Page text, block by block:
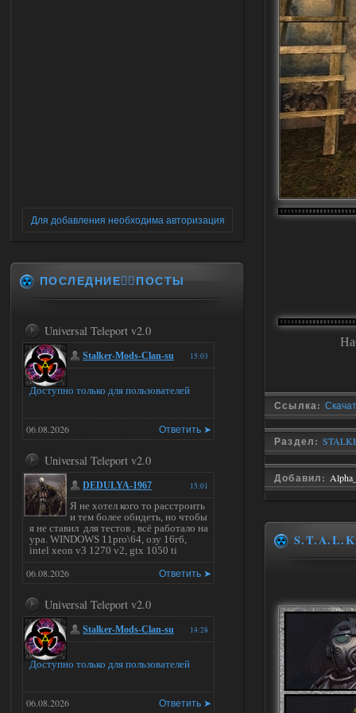
Ссылка:
Раздел:
Добавил:
Для добавления необходима авторизация
ПОСЛЕДНИЕ✍🏻ПОСТЫ
Universal Teleport v2.0
15:03
Stalker-Mods-Clan-su
Доступно только для пользователей
Ответить ➤
06.08.2026
Universal Teleport v2.0
15:01
DEDULYA-1967
Я не хотел кого то расстроить
и тем более обидеть, но чтобы
я не ставил для тестов , всё работало на
ура. WINDOWS 11pro\64, озу 16гб,
intel xeon v3 1270 v2, gtx 1050 ti
Ответить ➤
06.08.2026
Universal Teleport v2.0
14:28
Stalker-Mods-Clan-su
Доступно только для пользователей
Ответить ➤
06.08.2026